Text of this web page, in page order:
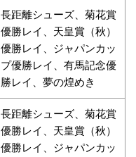
長距離シューズ、菊花賞
優勝レイ、天皇賞（秋）
優勝レイ、ジャパンカッ
プ優勝レイ、有馬記念優
勝レイ、夢の煌めき
長距離シューズ、菊花賞
優勝レイ、天皇賞（秋）
優勝レイ、ジャパンカッ